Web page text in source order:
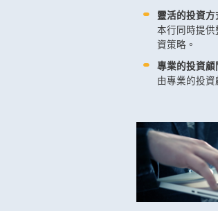
靈活的投資方
本行同時提供
資策略。
專業的投資顧
由專業的投